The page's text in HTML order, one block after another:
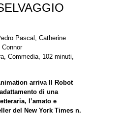
Pascal, Catherine
Connor
Commedia, 102 minuti,
arriva Il Robot
di una
l’amato e
del New York Times n.